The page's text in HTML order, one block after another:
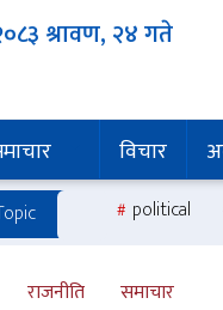
श्रावण, २४गते
विचार
political
राजनीति समाचार